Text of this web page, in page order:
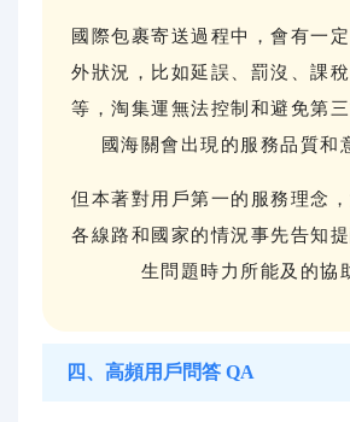
國際包裹寄送過程中，會有一
外狀況，比如延誤、罰沒、課
等，淘集運無法控制和避免第
國海關會出現的服務品質和
但本著對用戶第一的服務理念
各線路和國家的情況事先告知
生問題時力所能及的協
四、高頻用戶問答 QA